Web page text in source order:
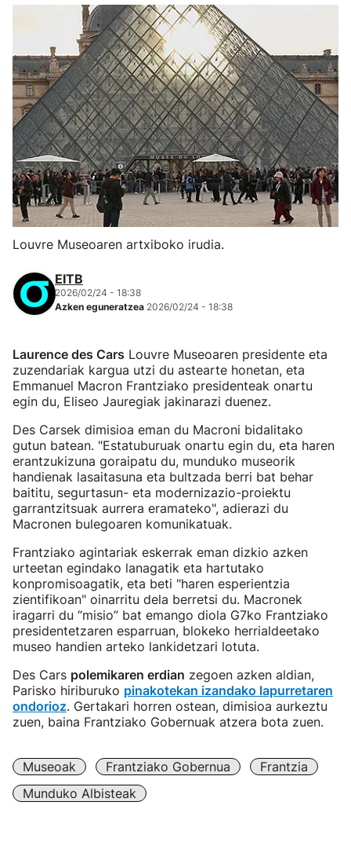
Louvre Museoaren artxiboko irudia.
EITB
2026/02/24 - 18:38
Azken eguneratzea 2026/02/24 - 18:38
Laurence des Cars Louvre Museoaren presidente eta
zuzendariak kargua utzi du astearte honetan, eta
Emmanuel Macron Frantziako presidenteak onartu
egin du, Eliseo Jauregiak jakinarazi duenez.
Des Carsek dimisioa eman du Macroni bidalitako
gutun batean. "Estatuburuak onartu egin du, eta haren
erantzukizuna goraipatu du, munduko museorik
handienak lasaitasuna eta bultzada berri bat behar
baititu, segurtasun- eta modernizazio-proiektu
garrantzitsuak aurrera eramateko", adierazi du
Macronen bulegoaren komunikatuak.
Frantziako agintariak eskerrak eman dizkio azken
urteetan egindako lanagatik eta hartutako
konpromisoagatik, eta beti "haren esperientzia
zientifikoan" oinarritu dela berretsi du. Macronek
iragarri du “misio” bat emango diola G7ko Frantziako
presidentetzaren esparruan, blokeko herrialdeetako
museo handien arteko lankidetzari lotuta.
Des Cars polemikaren erdian zegoen azken aldian,
Parisko hiriburuko pinakotekan izandako lapurretaren
ondorioz. Gertakari horren ostean, dimisioa aurkeztu
zuen, baina Frantziako Gobernuak atzera bota zuen.
Museoak Frantziako Gobernua
Frantzia
Munduko Albisteak